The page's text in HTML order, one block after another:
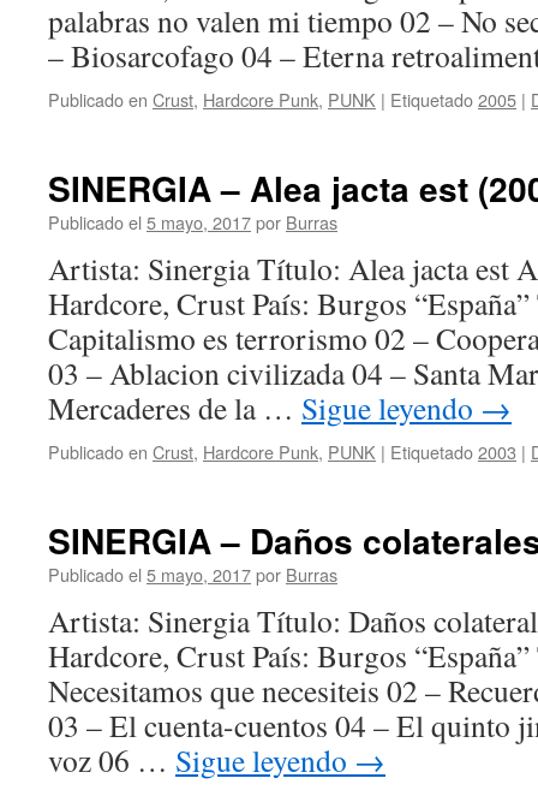
palabras no valen mi tiempo 02 – No
– Biosarcofago 04 – Eterna
Publicado en Crust, Hardcore Punk, PUNK | Etiquetado2005 |
SINERGIA – Alea jacta est
Publicado el 5 mayo, 2017por Burras
Artista: Sinergia Título: Alea jacta est
Hardcore, Crust País: Burgos
Capitalismo es terrorismo 02 –
03 – Ablacion civilizada 04 – Santa
Mercaderes de la … Sigue leyendo →
Publicado en Crust, Hardcore Punk, PUNK | Etiquetado2003 |
SINERGIA – Daños
Publicado el 5 mayo, 2017por Burras
Artista: Sinergia Título: Daños
Hardcore, Crust País: Burgos
Necesitamos que necesiteis 02 –
03 – El cuenta-cuentos 04 – El quinto
voz 06 … Sigue leyendo →